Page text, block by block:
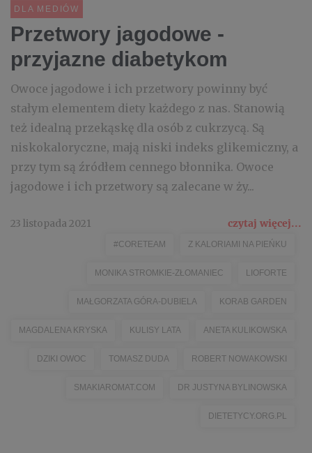
DLA MEDIÓW
Przetwory jagodowe -
przyjazne diabetykom
Owoce jagodowe i ich przetwory powinny być
stałym elementem diety każdego z nas. Stanowią
też idealną przekąskę dla osób z cukrzycą. Są
niskokaloryczne, mają niski indeks glikemiczny, a
przy tym są źródłem cennego błonnika. Owoce
jagodowe i ich przetwory są zalecane w ży...
23 listopada 2021 czytaj więcej...
#CORETEAM Z KALORIAMI NA PIEŃKU
MONIKA STROMKIE-ZŁOMANIEC LIOFORTE
MAŁGORZATA GÓRA-DUBIELA KORAB GARDEN
MAGDALENA KRYSKA KULISY LATA ANETA KULIKOWSKA
DZIKI OWOC TOMASZ DUDA ROBERT NOWAKOWSKI
SMAKIAROMAT.COM DR JUSTYNA BYLINOWSKA
DIETETYCY.ORG.PL